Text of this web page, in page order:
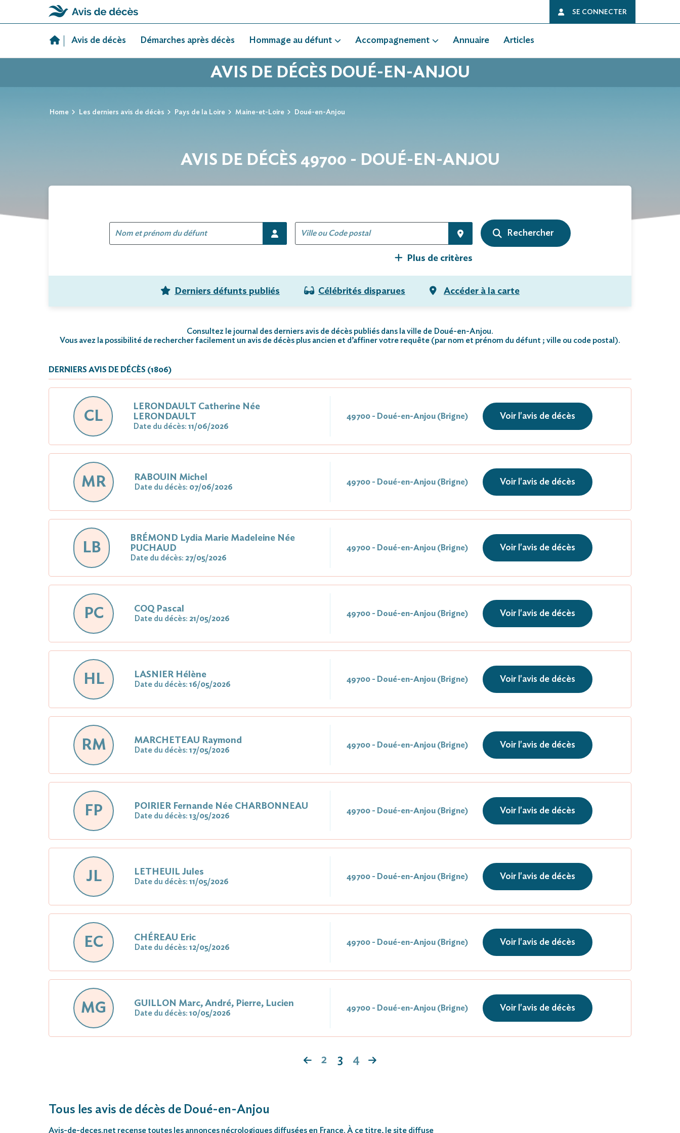
SE CONNECTER
Avis de décès Démarches après décès Hommage au défunt Accompagnement Annuaire Articles
AVIS DE DÉCÈS DOUÉ-EN-ANJOU
Home Les derniers avis de décès Pays de la Loire Maine-et-Loire Doué-en-Anjou
AVIS DE DÉCÈS 49700 - DOUÉ-EN-ANJOU
Plus de critères
Derniers défunts publiés Célébrités disparues Accéder à la carte
Consultez le journal des derniers avis de décès publiés dans la ville de Doué-en-Anjou.
Vous avez la possibilité de rechercher facilement un avis de décès plus ancien et d’affiner votre requête (par nom et prénom du défunt ; ville ou code postal).
DERNIERS AVIS DE DÉCÈS (1806)
CL
LERONDAULT Catherine Née
LERONDAULT
Date du décès:11/06/2026
49700 - Doué-en-Anjou (Brigne) Voir l'avis de décès
MR RABOUIN Michel
Date du décès: 07/06/2026
49700 - Doué-en-Anjou (Brigne) Voir l'avis de décès
LB
BRÉMOND Lydia Marie Madeleine Née
PUCHAUD
Date du décès: 27/05/2026
49700 - Doué-en-Anjou (Brigne) Voir l'avis de décès
PC COQ Pascal
Date du décès: 21/05/2026
49700 - Doué-en-Anjou (Brigne) Voir l'avis de décès
HL LASNIER Hélène
Date du décès: 16/05/2026
49700 - Doué-en-Anjou (Brigne) Voir l'avis de décès
RM MARCHETEAU Raymond
Date du décès: 17/05/2026
49700 - Doué-en-Anjou (Brigne) Voir l'avis de décès
FP POIRIER Fernande Née CHARBONNEAU
Date du décès: 13/05/2026
49700 - Doué-en-Anjou (Brigne) Voir l'avis de décès
JL LETHEUIL Jules
Date du décès: 11/05/2026
49700 - Doué-en-Anjou (Brigne) Voir l'avis de décès
EC CHÉREAU Eric
Date du décès: 12/05/2026
49700 - Doué-en-Anjou (Brigne) Voir l'avis de décès
MG GUILLON Marc, André, Pierre, Lucien
Date du décès: 10/05/2026
49700 - Doué-en-Anjou (Brigne) Voir l'avis de décès
2 3 4
Tous les avis de décès de Doué-en-Anjou
Avis-de-deces.net recense toutes les annonces nécrologiques diffusées en France. À ce titre, le site diffuse